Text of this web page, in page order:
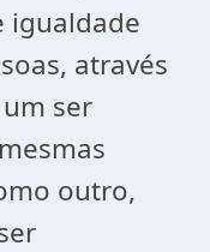
igualdade
através
ser
outro,